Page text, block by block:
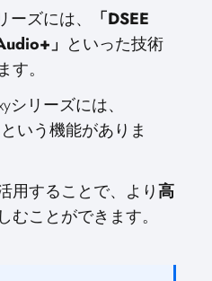
ーズには、
「DSEE
」 といった技術
。
シリーズには、
という機能がありま
用することで、より高
むことができます。